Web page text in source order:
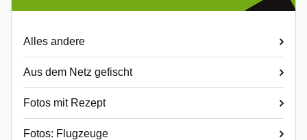
Alles andere
Aus dem Netz gefischt
Fotos mit Rezept
Fotos: Flugzeuge